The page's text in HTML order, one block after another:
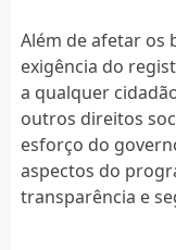
Além de afetar os
exigência do
a qualquer
outros direitos
esforço do
aspectos do
transparência e